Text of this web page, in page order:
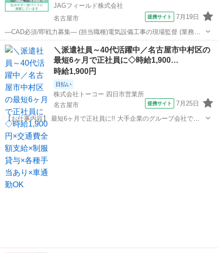
JAGフィールド株式会社
名古屋市
提携サイト 7月19日
—CAD必須/即戦力募集— (担当職種)電気設備工事の現場監督 (業務内
容)指示出し、工程管理・品質管理・安全管理・写真管理、書類作成 老
舗総合エンジニアリング会社の名古屋支店管轄案件です。 【担当現
場】 食品プラント...
愛知 その他
＼派遣社員～40代活躍中／名古屋市中村区の
最短6ヶ月で正社員に◇時給1,900…
時給1,900円
日払い
株式会社トーコー 四日市営業所
名古屋市
提携サイト 7月25日
【お仕事内容】 最短6ヶ月で正社員に!! 大手企業のグループ会社で正
社員を目指せるお仕事です。 ～お仕事内容～ 設備保全(電計) 保全計画
に則した工事計画・手配・工事管理 電計備品の管理 起業、修繕などの
検討・見積など設備...
愛知 名古屋市